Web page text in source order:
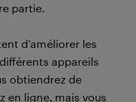
partie.
d’améliorer les
appareils
obtiendrez de
en ligne, mais vous